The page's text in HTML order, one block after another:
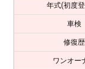
年式(初度
車検
修復歴
ワンオー